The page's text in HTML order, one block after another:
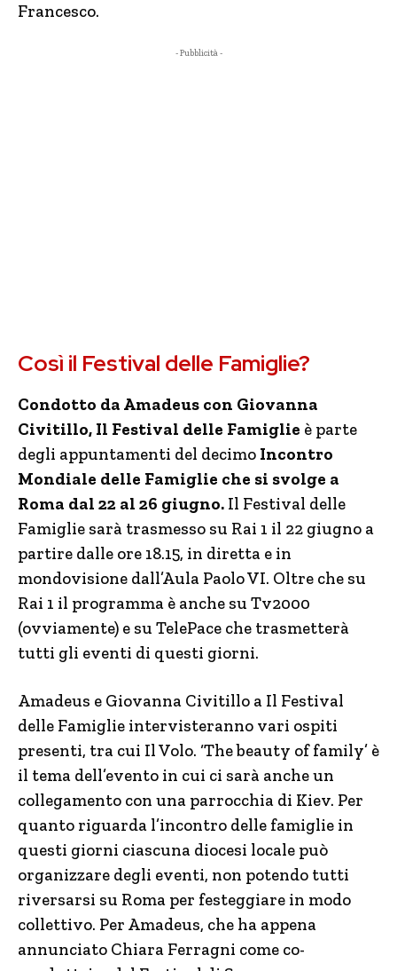
Francesco.
- Pubblicità -
Così il Festival delle Famiglie?
Condotto da Amadeus con Giovanna
Civitillo, Il Festival delle Famiglie è parte
degli appuntamenti del decimo Incontro
Mondiale delle Famiglie che si svolge a
Roma dal 22 al 26 giugno. Il Festival delle
Famiglie sarà trasmesso su Rai 1 il 22 giugno a
partire dalle ore 18.15, in diretta e in
mondovisione dall’Aula Paolo VI. Oltre che su
Rai 1 il programma è anche su Tv2000
(ovviamente) e su TelePace che trasmetterà
tutti gli eventi di questi giorni.
Amadeus e Giovanna Civitillo a Il Festival
delle Famiglie intervisteranno vari ospiti
presenti, tra cui Il Volo. ‘The beauty of family’ è
il tema dell’evento in cui ci sarà anche un
collegamento con una parrocchia di Kiev. Per
quanto riguarda l’incontro delle famiglie in
questi giorni ciascuna diocesi locale può
organizzare degli eventi, non potendo tutti
riversarsi su Roma per festeggiare in modo
collettivo. Per Amadeus, che ha appena
annunciato Chiara Ferragni come co-